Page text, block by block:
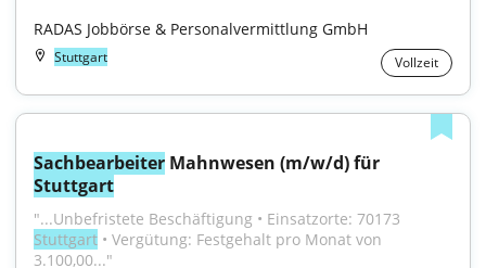
RADAS Jobbörse & Personalvermittlung GmbH
Stuttgart Vollzeit
Sachbearbeiter
Stuttgart
Stuttgart • Vergütung: Festgehalt pro Monat von
3.100,00..."